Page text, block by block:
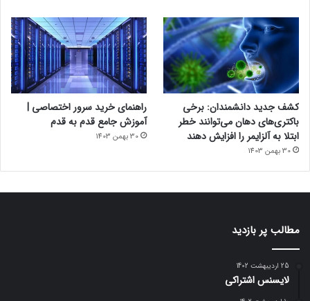
کشف جدید دانشمندان: برخی
باکتری‌های دهان می‌توانند خطر
ابتلا به آلزایمر را افزایش دهند
30 بهمن 1403
راهنمای خرید سرور اختصاصی |
آموزش جامع قدم به قدم
30 بهمن 1403
مطالب پر بازدید
25 اردیبهشت 1402
لایسنس اشتراکی